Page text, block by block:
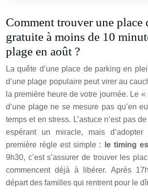
Comment trouver une place
gratuite à moins de 10
plage en août ?
La quête d’une place de parking en
d’une plage populaire peut virer au
la première heure de votre journée. Le «
d’une plage ne se mesure pas qu’en
temps et en stress. L’astuce n’est pas
espérant un miracle, mais
première règle est simple :
le timing
9h30, c’est s’assurer de trouver les
commencent déjà à libérer. Après
départ des familles qui rentrent pour le